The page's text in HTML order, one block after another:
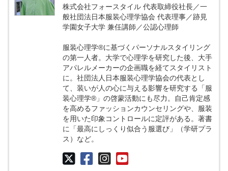
株式会社フォースタイル 代表取締役社長／一
般社団法日本服装心理学協会 代表理事／跡見
学園女子大学 兼任講師／公認心理師
服装心理学®に基づくパーソナルスタイリング
の第⼀人者。大学で心理学を研究した後、大手
アパレルメーカーの企画職を経てスタイリスト
に。社団法人日本服装心理学協会の代表とし
て、装いが人の心に与える影響を研究する「服
装心理学®」の啓蒙活動にも尽力。自己肯定感
を高めるファッションカウンセリングや、服装
を用いた印象コントロールに定評がある。著書
に「最高にしっくり似合う服選び」（学研プラ
ス）など。